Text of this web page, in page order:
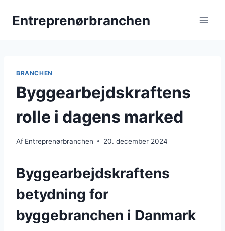
Entreprenørbranchen
BRANCHEN
Byggearbejdskraftens
rolle i dagens marked
Af Entreprenørbranchen 20. december 2024
Byggearbejdskraftens
betydning for
byggebranchen i Danmark